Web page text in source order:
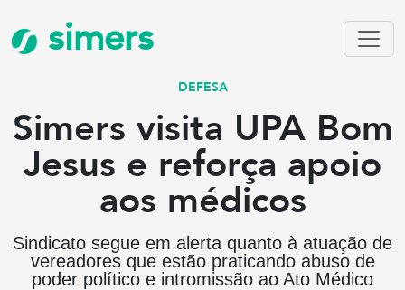
simers
DEFESA
Simers visita UPA Bom
Jesus e reforça apoio
aos médicos
Sindicato segue em alerta quanto à atuação de
vereadores que estão praticando abuso de
poder político e intromissão ao Ato Médico